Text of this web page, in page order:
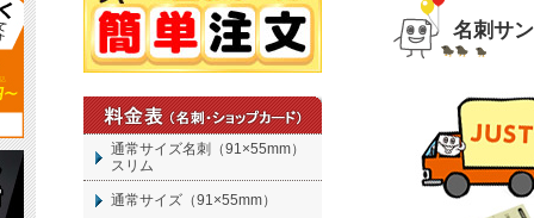
名刺サ
通常サイズ名刺（91×55mm）
スリム
通常サイズ（91×55mm）